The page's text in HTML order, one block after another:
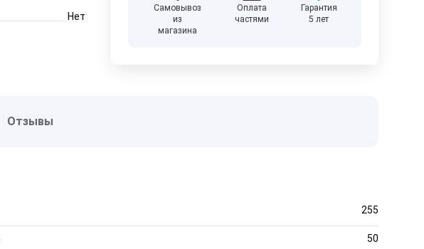
Нет
Самовывоз
из
магазина
Оплата
частями
Гарантия
5 лет
Отзывы
255
50